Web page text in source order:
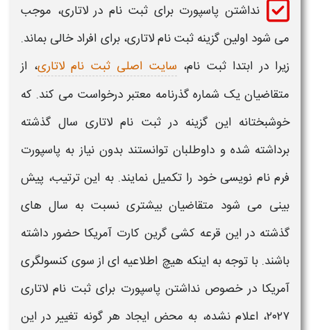
نداشتن پاسپورت برای ثبت نام در لاتاری، موجب
می شود اولین گزینه ثبت نام لاتاری، برای افراد خالی بماند.
زیرا در ابتداثبت نام، سایت اصلی ثبت نام لاتاری، از
متقاضیان یک شماره گذرنامه معتبر درخواست می کند. که
خوشبختانه این گزینه درثبت نام لاتاری سال گذشته
برداشته شده و داوطلبان توانستند بدون نیاز به پاسپورت
فرم نام نویسی خود را تکمیل نمایند. به این ترتیب، پیش
بینی می شود متقاضیان بیشتری نسبت به سال های
گذشته در این قرعه کشی گرین کارت آمریکا حضور داشته
باشند. با توجه به اینکه هیچ اطلاعیه ای از سوی کنسولگری
آمریکادر خصوصنداشتن پاسپورت برای ثبت نام لاتاری
۲۰۲۷، اعلام نشده، به محض ایجاد هر گونه تغییر در این